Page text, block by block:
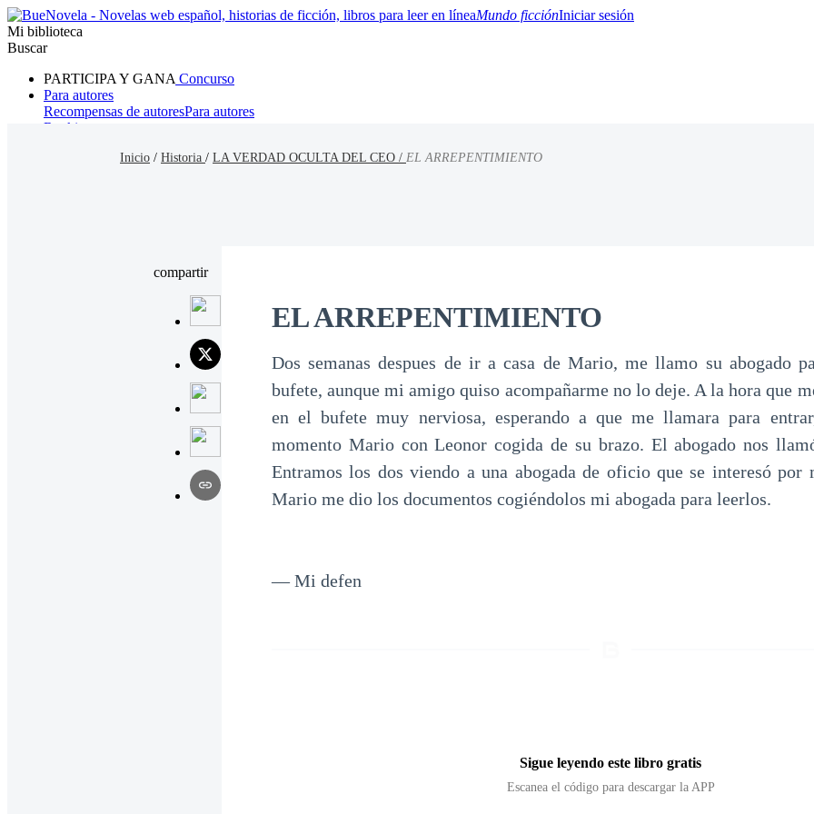
Mundo ficciónIniciar sesión
Mi biblioteca
Buscar
PARTICIPA Y GANA Concurso
Para autores
Recompensas de autoresPara autores
Ranking
Inicio / Historia / LA VERDAD OCULTA DEL CEO / EL ARREPENTIMIENTO
compartir
EL ARREPENTIMIENTO
Dos semanas despues de ir a casa de Mario, me llamo su abogado
bufete, aunque mi amigo quiso acompañarme no lo deje. A la hora que
en el bufete muy nerviosa, esperando a que me llamara para
momento Mario con Leonor cogida de su brazo. El abogado nos
Entramos los dos viendo a una abogada de oficio que se interesó por
Mario me dio los documentos cogiéndolos mi abogada para leerlos.
— Mi defen
Sigue leyendo este libro gratis
Escanea el código para descargar la APP